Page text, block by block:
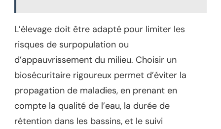
L’élevage doit être adapté pour limiter les
risques de surpopulation ou
d’appauvrissement du milieu. Choisir un
biosécuritaire rigoureux permet d’éviter la
propagation de maladies, en prenant en
compte la qualité de l’eau, la durée de
rétention dans les bassins, et le suivi